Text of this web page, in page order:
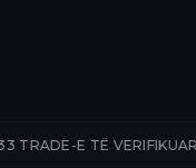
📈 +236.67%